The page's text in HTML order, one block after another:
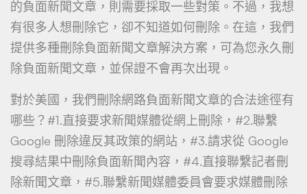
的負面新聞文章，則需要採取一些對策。不過，我想
有很多人想刪除它，卻不知道如何刪除。在這，我們
提供多種刪除負面新聞文章解決方案，可為您永久刪
除負面新聞文章，並保證不會再次出現。
對於美國，我們刪除網路負面新聞文章的合法途徑有
哪些？#1.直接要求新聞媒體從網上刪除，#2.聯繫
Google 刪除違反其政策的網站，#3.請求從 Google
搜尋結果中刪除負面新聞內容，#4.直接聯繫記者刪
除新聞文章，#5.聯繫新聞媒體委員會要求媒體刪除